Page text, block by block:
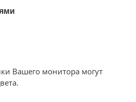
Вашего монитора могут